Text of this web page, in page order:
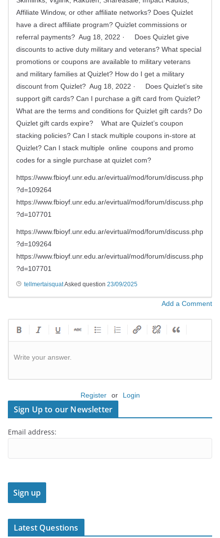
Affiliate Window, or other affiliate networks? Does Quizlet
have a direct affiliate program? Quizlet commissions or
referral payments? Aug 18, 2022 · Does Quizlet give
discounts to active duty military and veterans? What special
promotions or coupons are available to military veterans
and military families at Quizlet? How do I get a military
discount from Quizlet? Aug 18, 2022 · Does Quizlet’s site
support gift cards? Can I purchase a gift card from Quizlet?
What are the terms and conditions for Quizlet gift cards? Do
Quizlet gift cards expire? What are Quizlet’s coupon
stacking policies? Can I stack multiple coupons in-store at
Quizlet? Can I stack multiple online coupons and promo
codes for a single purchase at quizlet com?
https://www.fbioyf.unr.edu.ar/evirtual/mod/forum/discuss.php
?d=109264
https://www.fbioyf.unr.edu.ar/evirtual/mod/forum/discuss.php
?d=107701
https://www.fbioyf.unr.edu.ar/evirtual/mod/forum/discuss.php
?d=109264
https://www.fbioyf.unr.edu.ar/evirtual/mod/forum/discuss.php
?d=107701
tellmertaisquatAsked question 23/09/2025
Add a Comment
Write your answer.
Register or Login
Sign Up to our Newsletter
Email address:
Latest Questions